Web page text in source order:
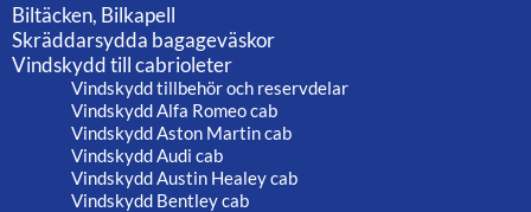
Biltäcken, Bilkapell
Skräddarsydda bagageväskor
Vindskydd till cabrioleter
Vindskydd tillbehör och reservdelar
Vindskydd Alfa Romeo cab
Vindskydd Aston Martin cab
Vindskydd Audi cab
Vindskydd Austin Healey cab
Vindskydd Bentley cab